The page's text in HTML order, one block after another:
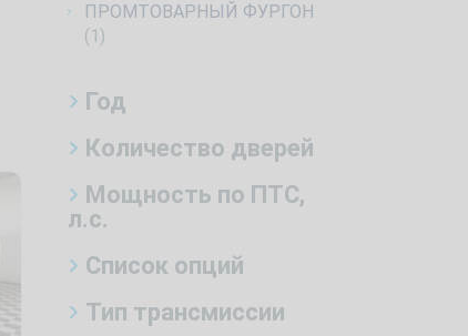
ПРОМТОВАРНЫЙ ФУРГОН
(1)
Год
Количество дверей
Мощность по ПТС,
л.с.
Список опций
Тип трансмиссии